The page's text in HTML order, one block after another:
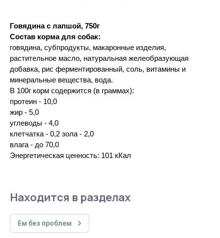
Говядина с лапшой, 750г
Состав корма для собак:
говядина, субпродукты, макаронные изделия,
растительное масло, натуральная желеобразующая
добавка, рис ферментированный, соль, витамины и
минеральные вещества, вода.
В 100г корм содержится (в граммах):
протеин - 10,0
жир - 5,0
углеводы - 4,0
клетчатка - 0,2 зола - 2,0
влага - до 70,0
Энергетическая ценность: 101 кКал
Находится в разделах
Ем без проблем